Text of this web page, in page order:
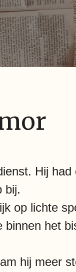
Hij
bij.
op lichte
binnen het
hij meer